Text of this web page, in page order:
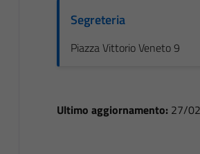
Segreteria
Piazza Vittorio Veneto 9
Ultimo aggiornamento: 27/